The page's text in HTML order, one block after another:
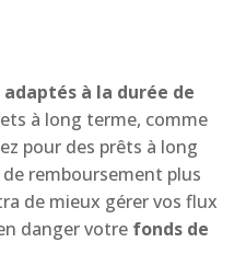
à la durée de
à long terme, comme
pour des prêts à long
remboursement plus
de mieux gérer vos flux
danger votre fonds de